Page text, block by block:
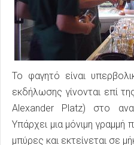
Το φαγητό είναι
εκδήλωσης γίνονται επί
Alexander Platz) στο
Υπάρχει μια μόνιμη γραμμή
μπύρες και εκτείνεται σε